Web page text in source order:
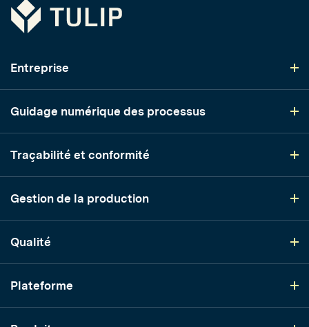
Tulip
Entreprise
Guidage numérique des processus
Traçabilité et conformité
Gestion de la production
Qualité
Plateforme